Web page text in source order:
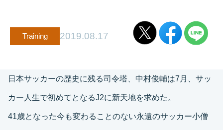
Training 2019.08.17
日本サッカーの歴史に残る司令塔、中村俊輔は7月、サッ
カー人生で初めてとなるJ2に新天地を求めた。
41歳となった今も変わることのない永遠のサッカー小僧